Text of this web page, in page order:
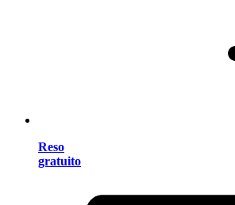
Reso
gratuito